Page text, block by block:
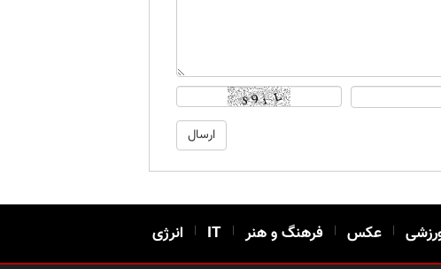
| عکس | فرهنگ و هنر |
IT
| انرژی